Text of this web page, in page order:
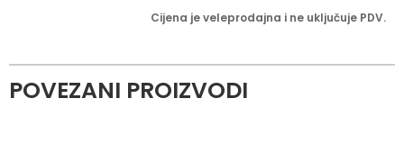
Cijena je veleprodajna i ne uključuje PDV.
POVEZANI PROIZVODI